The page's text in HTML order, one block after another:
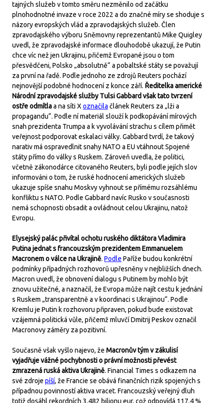
tajných služeb v tomto směru nezměnilo od začátku
plnohodnotné invaze v roce 2022 a do značné míry se shoduje s
názory evropských vlád a zpravodajských služeb. Člen
zpravodajského výboru Sněmovny reprezentantů Mike Quigley
uvedl, že zpravodajské informace dlouhodobě ukazují, že Putin
chce víc než jen Ukrajinu, přičemž Evropané jsou o tom
přesvědčeni, Polsko „absolutně“ a pobaltské státy se považují
za první na řadě. Podle jednoho ze zdrojů Reuters pochází
nejnovější podobné hodnocení z konce září. Ředitelka americké
Národní zpravodajské služby Tulsi Gabbard však tato tvrzení
ostře odmítlaa na síti X označila článek Reuters za „lži a
propagandu“. Podle ní materiál slouží k podkopávání mírových
snah prezidenta Trumpa a k vyvolávání strachu s cílem přimět
veřejnost podporovat eskalaci války. Gabbard tvrdí, že takový
narativ má ospravedlnit snahy NATO a EU vtáhnout Spojené
státy přímo do války s Ruskem. Zároveň uvedla, že politici,
včetně zákonodárce citovaného Reuters, byli podle jejích slov
informováni o tom, že ruské hodnocení amerických služeb
ukazuje spíše snahu Moskvy vyhnout se přímému rozsáhlému
konfliktu s NATO. Podle Gabbard navíc Rusko v současnosti
nemá schopnosti obsadit a ovládnout celou Ukrajinu, natož
Evropu.
Elysejský palác přivítal ochotu ruského diktátora Vladimira
Putina jednat s francouzským prezidentem Emmanuelem
Macronem o válce na Ukrajině. Podle Paříže budou konkrétní
podmínky případných rozhovorů upřesněny v nejbližších dnech.
Macron uvedl, že obnovení dialogu s Putinem by mohlo být
znovu užitečné, a naznačil, že Evropa může najít cestu k jednání
s Ruskem „transparentně a v koordinaci s Ukrajinou“. Podle
Kremlu je Putin k rozhovoru připraven, pokud bude existovat
vzájemná politická vůle, přičemž mluvčí Dmitrij Peskov označil
Macronovy záměry za pozitivní.
Současně však vyšlo najevo, že Macronův tým v zákulisí
vyjadřuje vážné pochybnosti o právní možnosti převést
zmrazená ruská aktiva Ukrajině. Financial Times s odkazem na
své zdroje píší, že Francie se obává finančních rizik spojených s
případnou povinností aktiva vracet. Francouzský veřejný dluh
totiž dosáhl rekordních 3,482 bilionu eur, což odpovídá 117,4 %